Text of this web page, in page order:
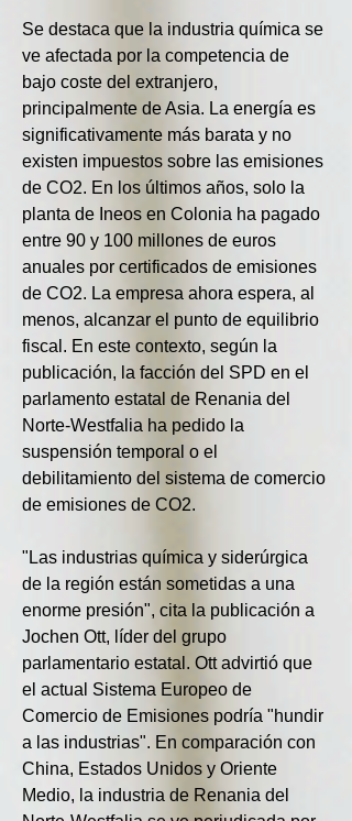
Se destaca que la industria química se
ve afectada por la competencia de
bajo coste del extranjero,
principalmente de Asia. La energía es
significativamente más barata y no
existen impuestos sobre las emisiones
de CO2. En los últimos años, solo la
planta de Ineos en Colonia ha pagado
entre 90 y 100 millones de euros
anuales por certificados de emisiones
de CO2. La empresa ahora espera, al
menos, alcanzar el punto de equilibrio
fiscal. En este contexto, según la
publicación, la facción del SPD en el
parlamento estatal de Renania del
Norte-Westfalia ha pedido la
suspensión temporal o el
debilitamiento del sistema de comercio
de emisiones de CO2.
"Las industrias química y siderúrgica
de la región están sometidas a una
enorme presión", cita la publicación a
Jochen Ott, líder del grupo
parlamentario estatal. Ott advirtió que
el actual Sistema Europeo de
Comercio de Emisiones podría "hundir
a las industrias". En comparación con
China, Estados Unidos y Oriente
Medio, la industria de Renania del